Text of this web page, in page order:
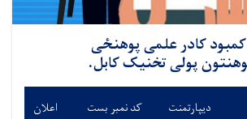
کادر علمی پوهنځی
پولی تخنیک کابل.
دیپارتمنت کد نمبر بست اعلان